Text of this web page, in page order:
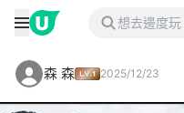
森 森 2025/12/23